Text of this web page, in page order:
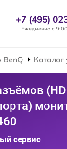
+7 (495)
Ежедневно с
BenQ Каталог
сервис